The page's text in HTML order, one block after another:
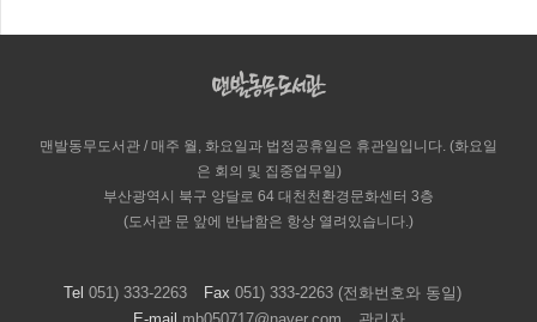
맨발동무도서관 / 매주 월, 화요일과 법정공휴일은 휴관일입니다. (화요일
은 회의 및 집중업무일)
부산광역시 북구 양달로 64 대천천환경문화센터 3층
(도서관 문 앞에 반납함은 항상 열려있습니다.)
Tel 051) 333-2263 Fax 051) 333-2263 (전화번호와 동일)